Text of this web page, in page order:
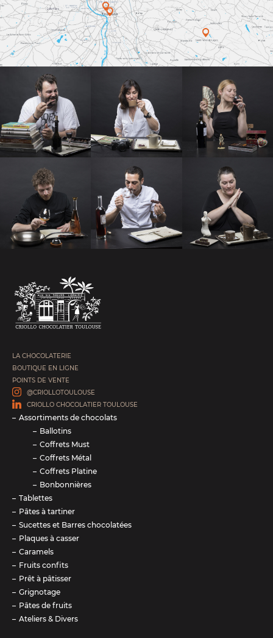
LA CHOCOLATERIE
BOUTIQUE EN LIGNE
POINTS DE VENTE
@CRIOLLOTOULOUSE
CRIOLLO CHOCOLATIER TOULOUSE
Assortiments de chocolats
Ballotins
Coffrets Must
Coffrets Métal
Coffrets Platine
Bonbonnières
Tablettes
Pâtes à tartiner
Sucettes et Barres chocolatées
Plaques à casser
Caramels
Fruits confits
Prêt à pâtisser
Grignotage
Pâtes de fruits
Ateliers & Divers